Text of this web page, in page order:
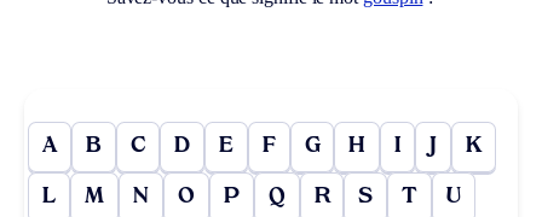
A B C D E F G H I J K
L M N O P Q R S T U